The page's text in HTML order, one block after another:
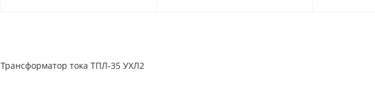
Трансформатор тока ТПЛ-35 УХЛ2